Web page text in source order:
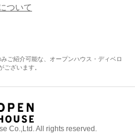
ついて
ご紹介可能な、オープンハウス・ディベロ
ございます。
Co.,Ltd. All rights reserved.